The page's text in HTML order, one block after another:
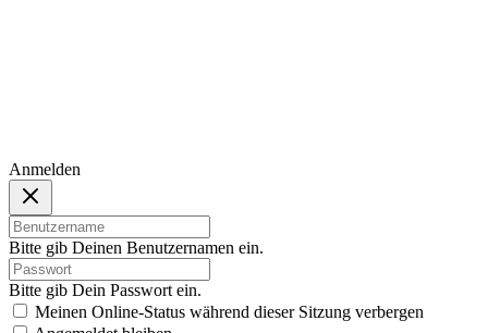
Anmelden
Bitte gib Deinen Benutzernamen ein.
Bitte gib Dein Passwort ein.
Meinen Online-Status während dieser Sitzung verbergen